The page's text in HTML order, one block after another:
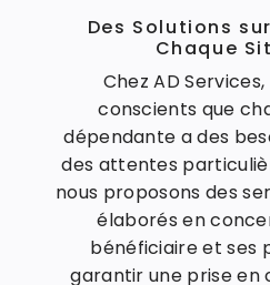
Des Solutions
Chaque
Chez AD
conscients que
dépendante a des
des attentes
nous proposons des
élaborés en
bénéficiaire et ses
garantir une prise en